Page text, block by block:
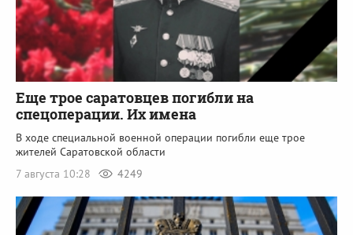
Еще трое саратовцев погибли на
спецоперации. Их имена
В ходе специальной военной операции погибли еще трое
жителей Саратовской области
7 августа 10:28
4249